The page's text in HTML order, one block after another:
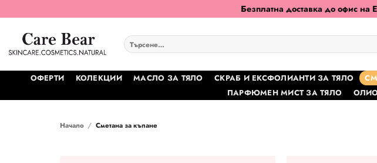
to
content
Безплатна доставка до офис
Търсене
за:
ОФЕРТИ КОЛЕКЦИИ МАСЛО ЗА ТЯЛО СКРАБ И ЕКСФОЛИАНТИ ЗА ТЯЛО
ПАРФЮМЕН МИСТ ЗА ТЯЛО
Начало / Сметана за къпане